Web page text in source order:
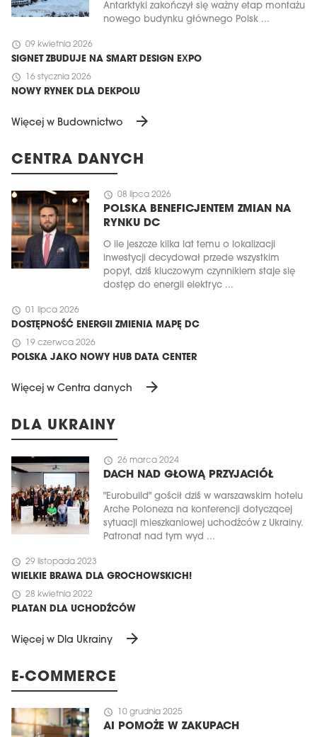
Antarktyki zakończył się ważny etap montażu
nowego budynku głównego Polsk ...
schedule 09 kwietnia 2026
SIGNET ZBUDUJE NA SMART DESIGN EXPO
schedule 16 stycznia 2026
NOWY RYNEK DLA DEKPOLU
Więcej w Budownictwo arrow_forward
CENTRA DANYCH
schedule 08 lipca 2026
POLSKA BENEFICJENTEM ZMIAN NA
RYNKU DC
O ile jeszcze kilka lat temu o lokalizacji
inwestycji decydował przede wszystkim
popyt, dziś kluczowym czynnikiem staje się
dostęp do energii elektryc ...
schedule 01 lipca 2026
DOSTĘPNOŚĆ ENERGII ZMIENIA MAPĘ DC
schedule 19 czerwca 2026
POLSKA JAKO NOWY HUB DATA CENTER
Więcej w Centra danych arrow_forward
DLA UKRAINY
schedule 26 marca 2024
DACH NAD GŁOWĄ PRZYJACIÓŁ
"Eurobuild" gościł dziś w warszawskim hotelu
Arche Poloneza na konferencji dotyczącej
sytuacji mieszkaniowej uchodźców z Ukrainy.
Patronat nad tym wyd ...
schedule 29 listopada 2023
WIELKIE BRAWA DLA GROCHOWSKICH!
schedule 28 kwietnia 2022
PLATAN DLA UCHODŹCÓW
Więcej w Dla Ukrainy arrow_forward
E-COMMERCE
schedule 10 grudnia 2025
AI POMOŻE W ZAKUPACH